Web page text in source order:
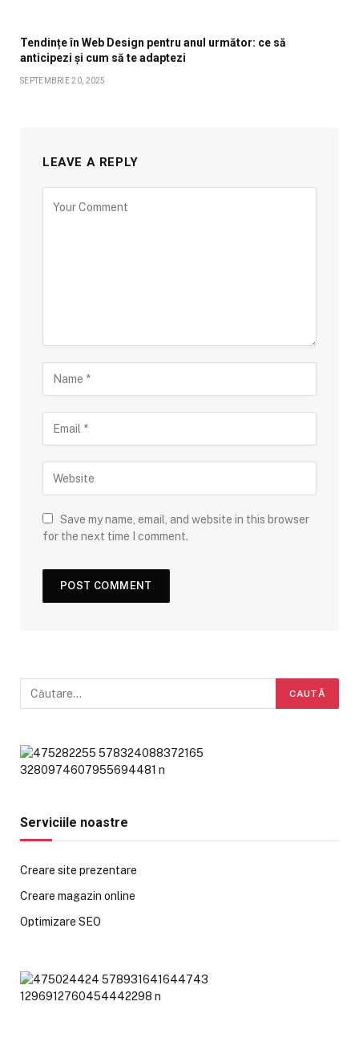
Tendințe în Web Design pentru anul următor: ce să
anticipezi și cum să te adaptezi
SEPTEMBRIE 20, 2025
LEAVE A REPLY
Save my name, email, and website in this browser
for the next time I comment.
Serviciile noastre
Creare site prezentare
Creare magazin online
Optimizare SEO